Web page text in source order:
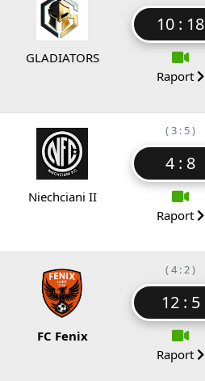
GLADIATORS
10 : 18
Raport
Niechciani II
( 3 : 5 )
4 : 8
Raport
FC Fenix
( 4 : 2 )
12 : 5
Raport